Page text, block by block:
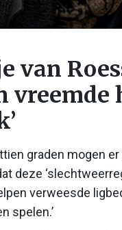
van
vreemde
graden mogen
deze
verweesde
spelen.’